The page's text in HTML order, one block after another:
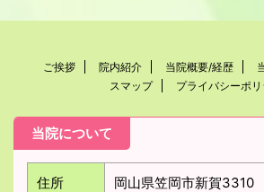
ご挨拶 院内紹介 当院概要/経歴
スマップ
プライバシーポリ
当院について
住所 岡山県笠岡市新賀3310